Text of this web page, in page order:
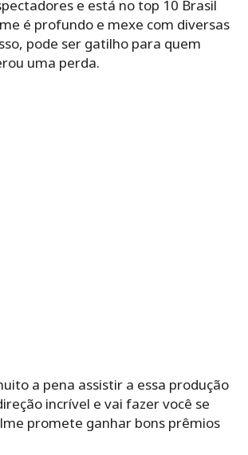
e está no top 10 Brasil
é profundo e mexe com diversas
pode ser gatilho para quem
uma perda.
a pena assistir a essa produção
incrível e vai fazer você se
promete ganhar bons prêmios